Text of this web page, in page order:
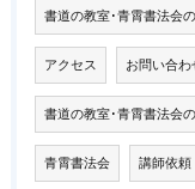
書道の教室･青霄書法会
アクセス お問い合わ
書道の教室･青霄書法会
青霄書法会 講師依頼